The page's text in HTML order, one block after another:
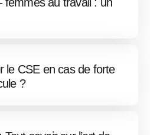
le CSE en cas de forte
?